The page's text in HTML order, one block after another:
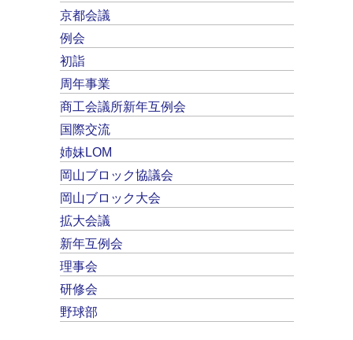
京都会議
例会
初詣
周年事業
商工会議所新年互例会
国際交流
姉妹LOM
岡山ブロック協議会
岡山ブロック大会
拡大会議
新年互例会
理事会
研修会
野球部